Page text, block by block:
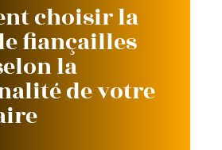
choisir la
fiançailles
la
de votre